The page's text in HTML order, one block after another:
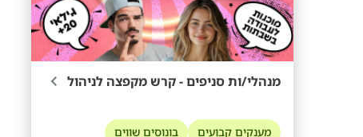
מנהלי/ות סניפים - קרש מקפצה לניהול
מענקים קבועים בונוסים שווים